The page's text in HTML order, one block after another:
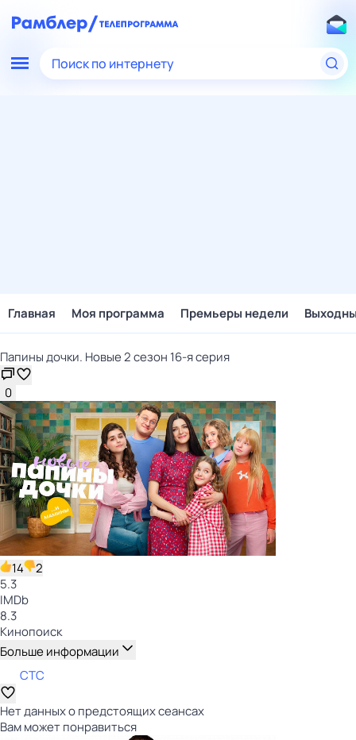
Поиск по интернету
Главная Моя программа Премьеры недели
Папины дочки. Новые 2 сезон 16-я серия
0
14
2
5.3
IMDb
8.3
Кинопоиск
Больше информации
СТС
Нет данных о предстоящих сеансах
Вам может понравиться